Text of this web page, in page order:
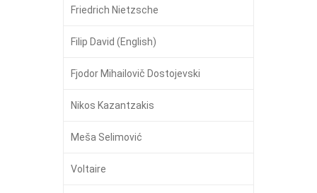
Friedrich Nietzsche
Filip David (English)
Fjodor Mihailovič Dostojevski
Nikos Kazantzakis
Meša Selimović
Voltaire